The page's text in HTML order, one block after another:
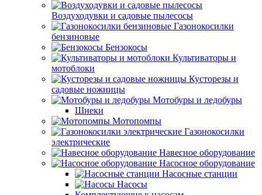
Воздуходувки и садовые пылесосы
Газонокосилки
бензиновые
Бензокосы
Культиваторы и
мотоблоки
Кусторезы и
садовые ножницы
Мотобуры и ледобуры
Шнеки
Мотопомпы
Газонокосилки
электрические
Навесное оборудование
Насосное оборудование
Насосные станции
Насосы